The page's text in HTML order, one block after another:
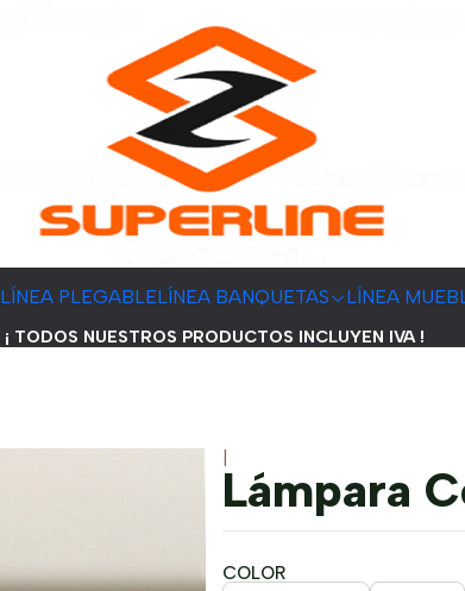
LÍNEA PLEGABLELÍNEA BANQUETAS LÍNEA
¡ TODOS NUESTROS PRODUCTOS INCLUYEN IVA !
|
Lámpara
COLOR